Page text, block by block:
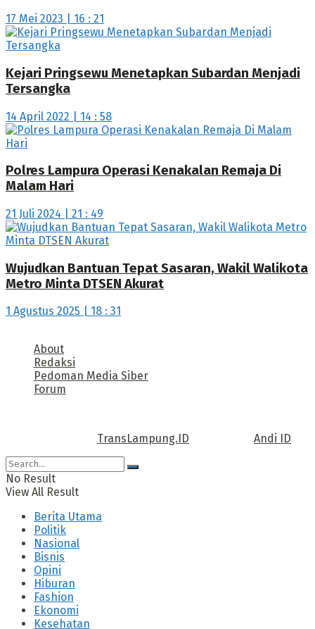
17 Mei 2023 | 16 : 21
Kejari Pringsewu Menetapkan Subardan Menjadi
Tersangka
14 April 2022 | 14 : 58
Polres Lampura Operasi Kenakalan Remaja Di
Malam Hari
21 Juli 2024 | 21 : 49
Wujudkan Bantuan Tepat Sasaran, Wakil Walikota
Metro Minta DTSEN Akurat
1 Agustus 2025 | 18 : 31
About
Redaksi
Pedoman Media Siber
Forum
TransLampung.ID Andi ID
No Result
View All Result
Berita Utama
Politik
Nasional
Bisnis
Opini
Hiburan
Fashion
Ekonomi
Kesehatan